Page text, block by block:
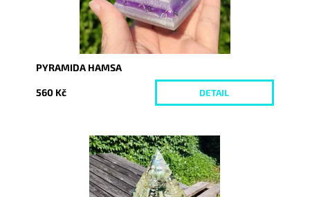
PYRAMIDA HAMSA
560 Kč DETAIL
Skladem
8761